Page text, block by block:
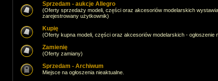
Sprzedam - aukcje Allegro
(Oferty sprzedaży modeli, części oraz akcesoriów modelarskich
zarejestrowany użytkownik)
Kupię
(Oferty kupna modeli, części oraz akcesoriów modelarskich -
Zamienię
(Oferty zamiany)
Sprzedam - Archiwum
Miejsce na ogłoszenia nieaktualne.